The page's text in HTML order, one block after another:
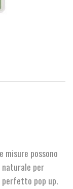
misure possono
per
perfetto pop up.